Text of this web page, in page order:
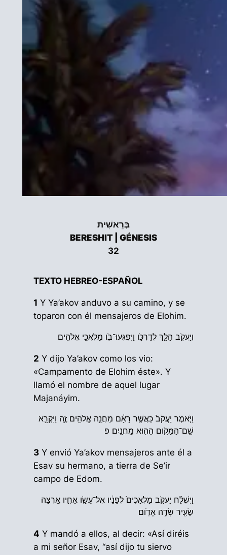
בְּרֵאשִׁית
BERESHIT | GÉNESIS
32
TEXTO HEBREO-ESPAÑOL
1 Y Ya’akov anduvo a su camino, y se
toparon con él mensajeros de Elohim.
וְיַעֲקֹ֖ב הָלַ֣ךְ לְדַרְכֹּ֑ו וַיִּפְגְּעוּ־בֹ֖ו מַלְאֲכֵ֥י אֱלֹהִֽים׃
2 Y dijo Ya’akov como los vio:
«Campamento de Elohim éste». Y
llamó el nombre de aquel lugar
Majanáyim.
וַיֹּ֤אמֶר יַעֲקֹב֙ כַּאֲשֶׁ֣ר רָאָ֔ם מַחֲנֵ֥ה אֱלֹהִ֖ים זֶ֑ה וַיִּקְרָ֛א
שֵֽׁם־הַמָּקֹ֥ום הַה֖וּא מַֽחֲנָֽיִם׃ פ
3 Y envió Ya’akov mensajeros ante él a
Esav su hermano, a tierra de Se’ir
campo de Edom.
וַיִּשְׁלַ֨ח יַעֲקֹ֤ב מַלְאָכִים֙ לְפָנָ֔יו אֶל־עֵשָׂ֖ו אָחִ֑יו אַ֥רְצָה
שֵׂעִ֖יר שְׂדֵ֥ה אֱדֹֽום׃
4 Y mandó a ellos, al decir: «Así diréis
a mi señor Esav, “así dijo tu siervo